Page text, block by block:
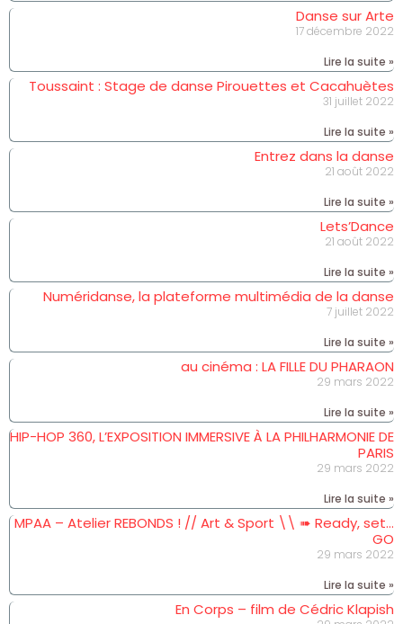
Danse sur Arte
17 décembre 2022
Lire la suite »
Toussaint : Stage de danse Pirouettes et Cacahuètes
31 juillet 2022
Lire la suite »
Entrez dans la danse
21 août 2022
Lire la suite »
Lets’Dance
21 août 2022
Lire la suite »
Numéridanse, la plateforme multimédia de la danse
7 juillet 2022
Lire la suite »
au cinéma : LA FILLE DU PHARAON
29 mars 2022
Lire la suite »
HIP-HOP 360, L’EXPOSITION IMMERSIVE À LA PHILHARMONIE DE
PARIS
29 mars 2022
Lire la suite »
MPAA – Atelier REBONDS ! // Art & Sport \\ ➠ Ready, set…
GO
29 mars 2022
Lire la suite »
En Corps – film de Cédric Klapish